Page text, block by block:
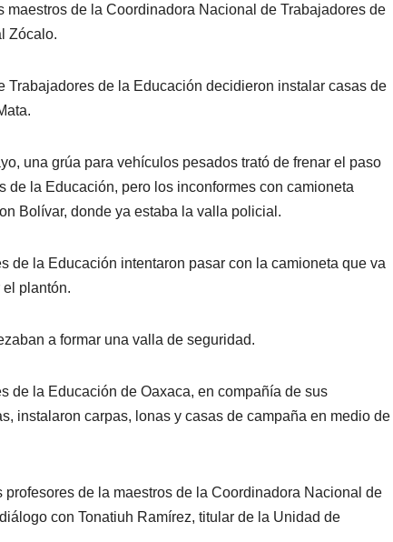
maestros de la Coordinadora Nacional de Trabajadores de
Zócalo.
de la Educación decidieron instalar casas de
una grúa para vehículos pesados trató de frenar el paso
la Educación, pero los inconformes con camioneta
Bolívar, donde ya estaba la valla policial.
de la Educación intentaron pasar con la camioneta que va
plantón.
a formar una valla de seguridad.
de la Educación de Oaxaca, en compañía de sus
instalaron carpas, lonas y casas de campaña en medio de
de la maestros de la Coordinadora Nacional de
con Tonatiuh Ramírez, titular de la Unidad de